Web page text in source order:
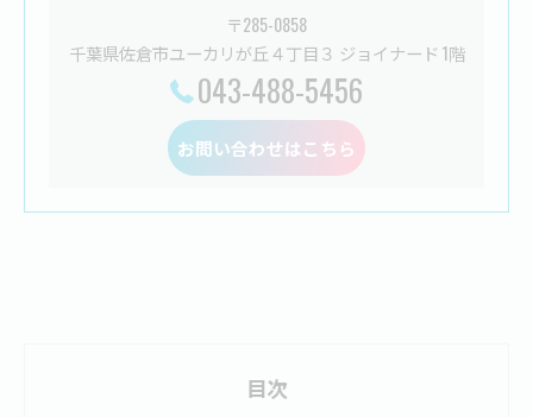
〒285-0858
千葉県佐倉市ユーカリが丘４丁目３ ジョイナード 1階
043-488-5456
お問い合わせはこちら
目次